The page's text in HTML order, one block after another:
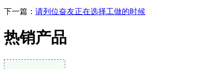
下一篇： 请列位奋友正在选择工做的时候
热销产品